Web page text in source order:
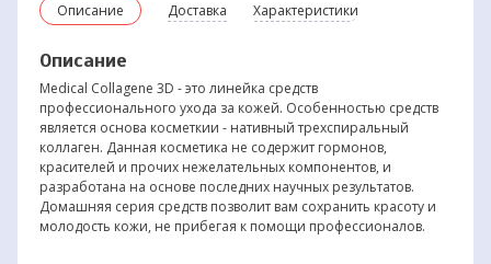
Описание Доставка Характеристики
Описание
Medical Collagene 3D - это линейка средств
профессионального ухода за кожей. Особенностью средств
является основа косметкии - нативный трехспиральный
коллаген. Данная косметика не содержит гормонов,
красителей и прочих нежелательных компонентов, и
разработана на основе последних научных результатов.
Домашняя серия средств позволит вам сохранить красоту и
молодость кожи, не прибегая к помощи профессионалов.